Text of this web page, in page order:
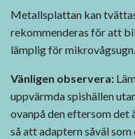
Metallsplattan kan
rekommenderas för att
lämplig för mikrovågsugn.
Vänligen observera:
uppvärmda spishällen
ovanpå den eftersom
så att adaptern såväl